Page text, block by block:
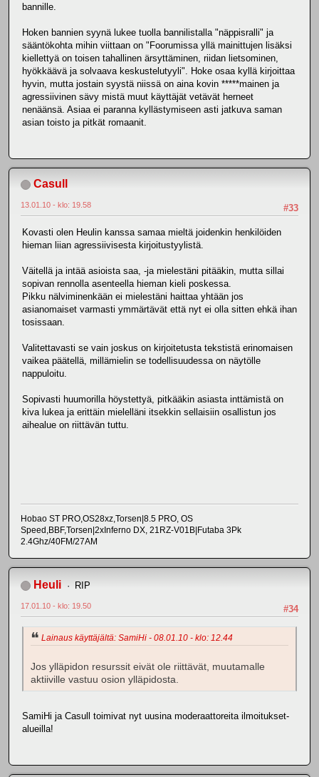
bannille.
Hoken bannien syynä lukee tuolla bannilistalla "näppisralli" ja
sääntökohta mihin viittaan on "Foorumissa yllä mainittujen lisäksi
kiellettyä on toisen tahallinen ärsyttäminen, riidan lietsominen,
hyökkäävä ja solvaava keskustelutyyli". Hoke osaa kyllä kirjoittaa
hyvin, mutta jostain syystä niissä on aina kovin *****mainen ja
agressiivinen sävy mistä muut käyttäjät vetävät herneet
nenäänsä. Asiaa ei paranna kyllästymiseen asti jatkuva saman
asian toisto ja pitkät romaanit.
Casull
#33
13.01.10 - klo: 19.58
Kovasti olen Heulin kanssa samaa mieltä joidenkin henkilöiden
hieman liian agressiivisesta kirjoitustyylistä.
Väitellä ja intää asioista saa, -ja mielestäni pitääkin, mutta sillai
sopivan rennolla asenteella hieman kieli poskessa.
Pikku nälviminenkään ei mielestäni haittaa yhtään jos
asianomaiset varmasti ymmärtävät että nyt ei olla sitten ehkä ihan
tosissaan.
Valitettavasti se vain joskus on kirjoitetusta tekstistä erinomaisen
vaikea päätellä, millämielin se todellisuudessa on näytölle
nappuloitu.
Sopivasti huumorilla höystettyä, pitkääkin asiasta inttämistä on
kiva lukea ja erittäin mielelläni itsekkin sellaisiin osallistun jos
aihealue on riittävän tuttu.
Hobao ST PRO,OS28xz,Torsen|8.5 PRO, OS
Speed,BBF,Torsen|2xInferno DX, 21RZ-V01B|Futaba 3Pk
2.4Ghz/40FM/27AM
Heuli RIP
#34
17.01.10 - klo: 19.50
Lainaus käyttäjältä: SamiHi - 08.01.10 - klo: 12.44
Jos ylläpidon resurssit eivät ole riittävät, muutamalle
aktiiville vastuu osion ylläpidosta.
SamiHi ja Casull toimivat nyt uusina moderaattoreita ilmoitukset-
alueilla!